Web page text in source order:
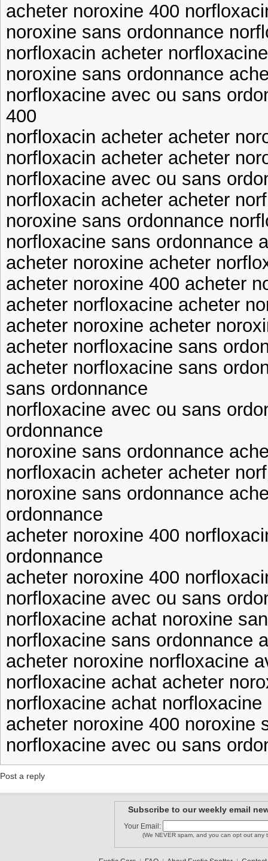
acheter noroxine 400
noroxine sans ordonnance
norfloxacin acheter
noroxine sans ordonnance
norfloxacine avec ou sans
400
norfloxacin acheter acheter
norfloxacin acheter acheter
norfloxacine avec ou sans
norfloxacin acheter acheter
noroxine sans ordonnance
norfloxacine sans ordonnance
acheter noroxine acheter
acheter noroxine 400 acheter
acheter norfloxacine acheter
acheter noroxine acheter
acheter norfloxacine sans
acheter norfloxacine sans
sans ordonnance
norfloxacine avec ou sans
ordonnance
noroxine sans ordonnance
norfloxacin acheter acheter
noroxine sans ordonnance
ordonnance
acheter noroxine 400
ordonnance
acheter noroxine 400
norfloxacine avec ou sans
norfloxacine achat noroxine
norfloxacine sans ordonnance
acheter noroxine norfloxacine
norfloxacine achat acheter
norfloxacine achat
acheter noroxine 400 noroxine
norfloxacine avec ou sans
Post a reply
Subscribe to our weekly email
Your Email:
(We NEVER spam, and you can opt out any